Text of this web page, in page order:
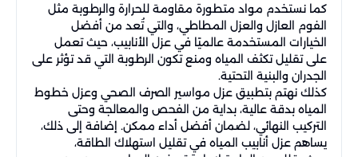
كما نستخدم مواد متطورة مقاومة للحرارة والرطوبة مثل
الفوم العازل والعزل المطاطي، والتي تُعد من أفضل
الخيارات المستخدمة عالميًا في عزل الأنابيب، حيث تعمل
على تقليل تكثف المياه ومنع تكون الرطوبة التي قد تؤثر على
الجدران والبنية التحتية.
كذلك نهتم بتطبيق عزل مواسير الصرف الصحي وعزل خطوط
المياه بدقة عالية، بداية من الفحص والمعالجة وحتى
التركيب النهائي، لضمان أفضل أداء ممكن. إضافة إلى ذلك،
يساهم عزل أنابيب المياه في تقليل استهلاك الطاقة،